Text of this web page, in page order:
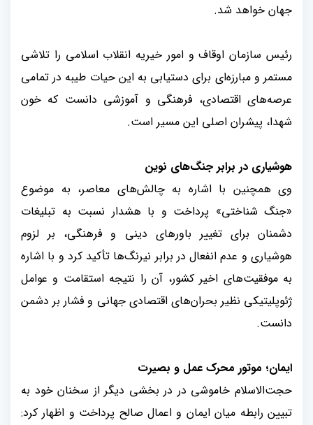
جهان خواهد شد.
رئیس سازمان اوقاف و امور خیریه انقلاب اسلامی را تلاشی
مستمر و مبارزه‌ای برای دستیابی به این حیات طیبه در تمامی
عرصه‌های اقتصادی، فرهنگی و آموزشی دانست که خون
شهدا، پیشران اصلی این مسیر است.
هوشیاری در برابر جنگ‌های نوین
وی همچنین با اشاره به چالش‌های معاصر، به موضوع
«جنگ شناختی» پرداخت و با هشدار نسبت به تبلیغات
دشمنان برای تغییر باورهای دینی و فرهنگی، بر لزوم
هوشیاری و عدم انفعال در برابر نیرنگ‌ها تأکید کرد و با اشاره
به موفقیت‌های اخیر کشور، آن را نتیجه استقامت و عوامل
ژئوپلیتیکی نظیر بحران‌های اقتصادی جهانی و فشار بر دشمن
دانست.
ایمان؛ موتور محرک عمل و بصیرت
حجت‌الاسلام خاموشی در در بخشی دیگر از سخنان خود به
تبیین رابطه میان ایمان و اعمال صالح پرداخت و اظهار کرد: